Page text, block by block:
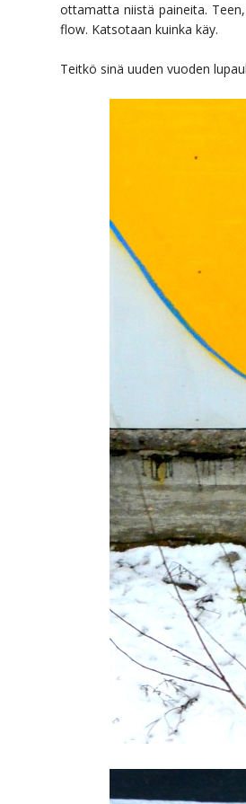
ottamatta niistä paineita.
flow. Katsotaan kuinka käy.
Teitkö sinä uuden vuoden